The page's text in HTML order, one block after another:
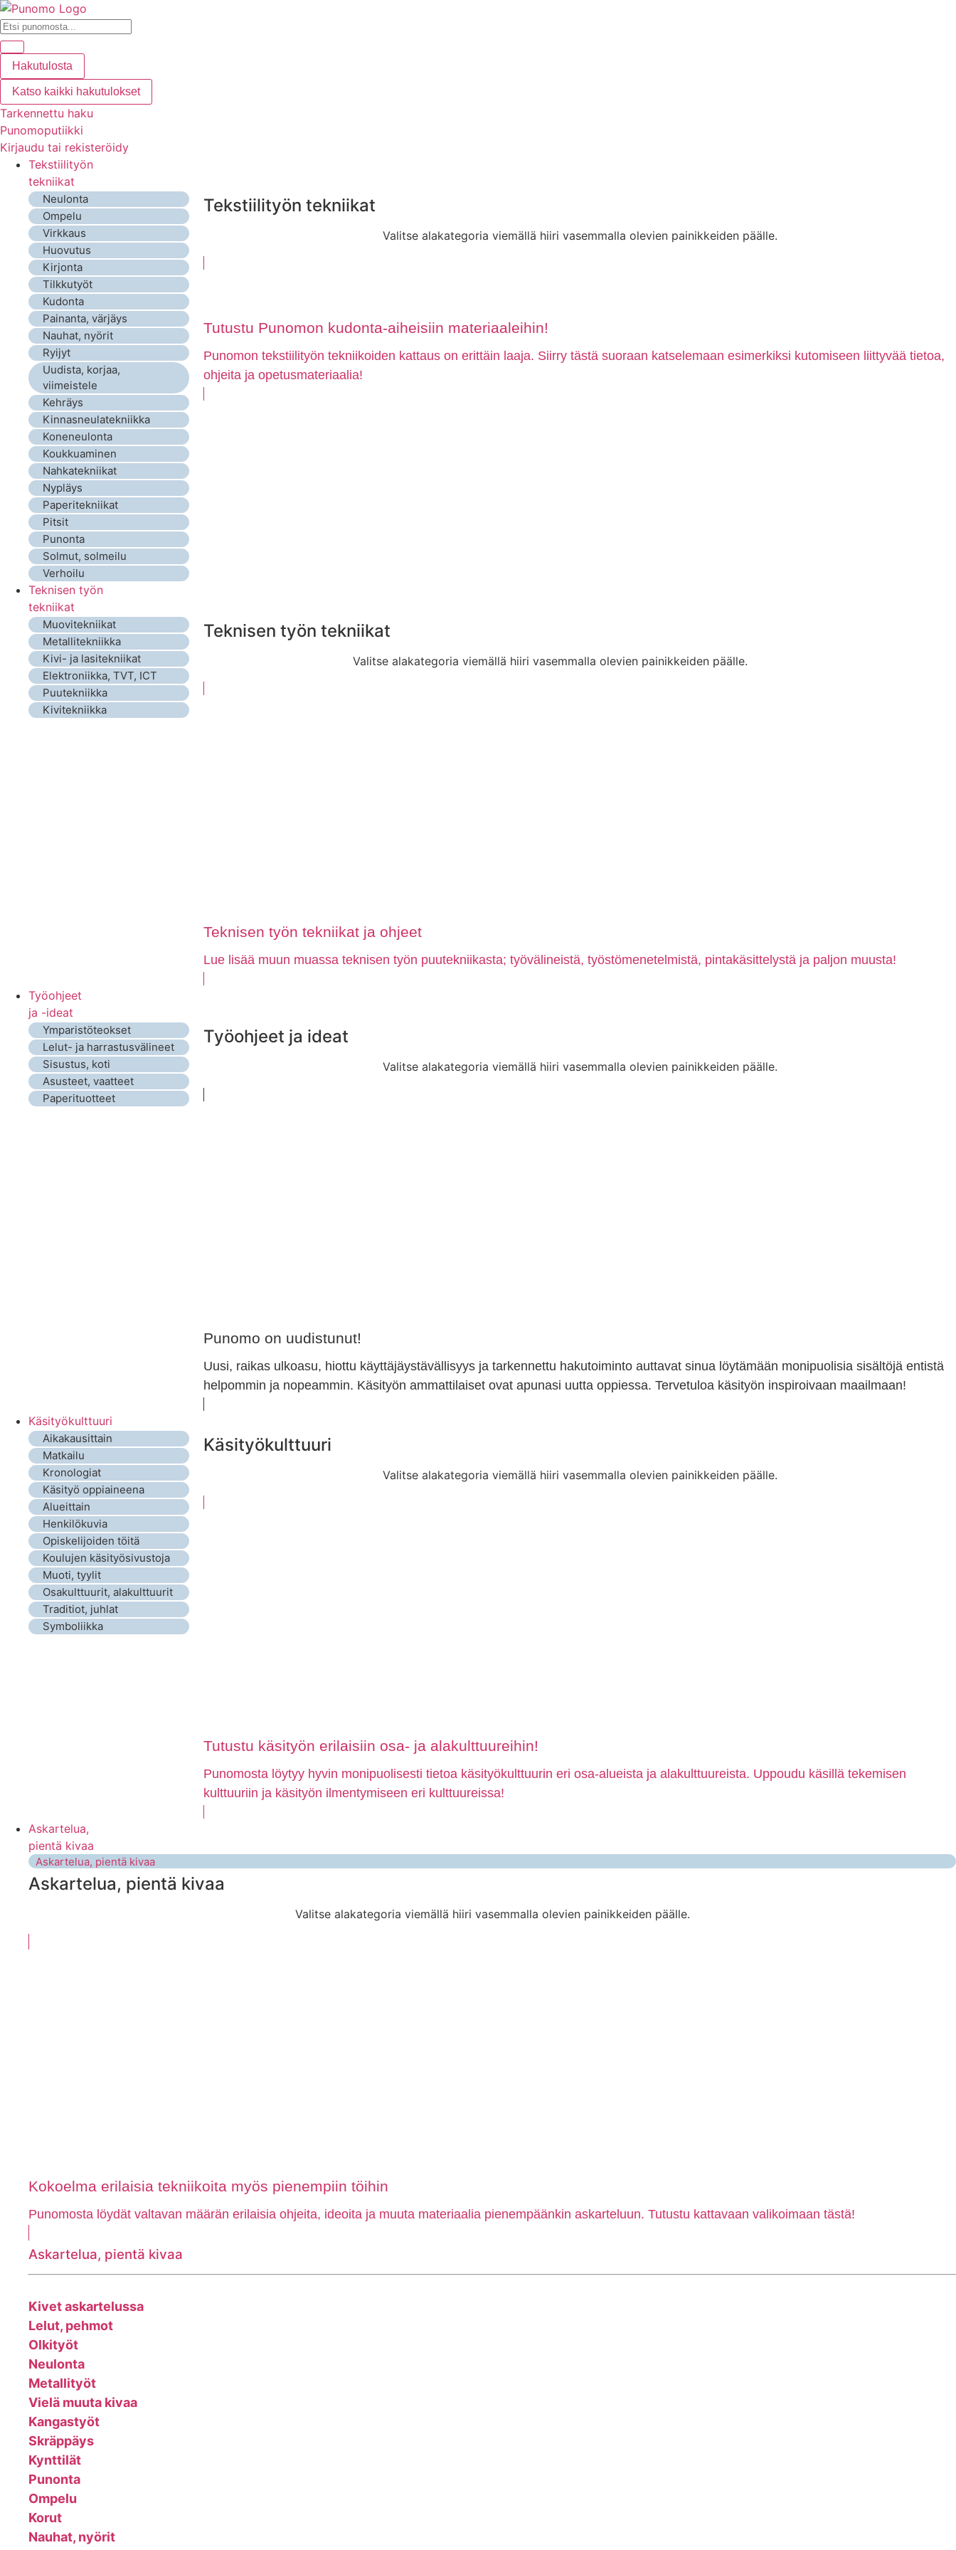
Hakutulosta
Katso kaikki hakutulokset
Tarkennettu haku
Punomoputiikki
Kirjaudu tai rekisteröidy
Tekstiilityön
tekniikat
Neulonta
Ompelu
Virkkaus
Huovutus
Kirjonta
Tilkkutyöt
Kudonta
Painanta, värjäys
Nauhat, nyörit
Ryijyt
Uudista, korjaa,
viimeistele
Kehräys
Kinnasneulatekniikka
Koneneulonta
Koukkuaminen
Nahkatekniikat
Nypläys
Paperitekniikat
Pitsit
Punonta
Solmut, solmeilu
Verhoilu
Tekstiilityön tekniikat
Valitse alakategoria viemällä hiiri vasemmalla olevien painikkeiden päälle.
Tutustu Punomon kudonta-aiheisiin materiaaleihin!
Punomon tekstiilityön tekniikoiden kattaus on erittäin laaja. Siirry tästä suoraan katselemaan esimerkiksi kutomiseen liittyvää tietoa,
ohjeita ja opetusmateriaalia!
Teknisen työn
tekniikat
Muovitekniikat
Metallitekniikka
Kivi- ja lasitekniikat
Elektroniikka, TVT, ICT
Puutekniikka
Kivitekniikka
Teknisen työn tekniikat
Valitse alakategoria viemällä hiiri vasemmalla olevien painikkeiden päälle.
Teknisen työn tekniikat ja ohjeet
Lue lisää muun muassa teknisen työn puutekniikasta; työvälineistä, työstömenetelmistä, pintakäsittelystä ja paljon muusta!
Työohjeet
ja -ideat
Ymparistöteokset
Lelut- ja harrastusvälineet
Sisustus, koti
Asusteet, vaatteet
Paperituotteet
Työohjeet ja ideat
Valitse alakategoria viemällä hiiri vasemmalla olevien painikkeiden päälle.
Punomo on uudistunut!
Uusi, raikas ulkoasu, hiottu käyttäjäystävällisyys ja tarkennettu hakutoiminto auttavat sinua löytämään monipuolisia sisältöjä entistä
helpommin ja nopeammin. Käsityön ammattilaiset ovat apunasi uutta oppiessa. Tervetuloa käsityön inspiroivaan maailmaan!
Käsityökulttuuri
Aikakausittain
Matkailu
Kronologiat
Käsityö oppiaineena
Alueittain
Henkilökuvia
Opiskelijoiden töitä
Koulujen käsityösivustoja
Muoti, tyylit
Osakulttuurit, alakulttuurit
Traditiot, juhlat
Symboliikka
Käsityökulttuuri
Valitse alakategoria viemällä hiiri vasemmalla olevien painikkeiden päälle.
Tutustu käsityön erilaisiin osa- ja alakulttuureihin!
Punomosta löytyy hyvin monipuolisesti tietoa käsityökulttuurin eri osa-alueista ja alakulttuureista. Uppoudu käsillä tekemisen
kulttuuriin ja käsityön ilmentymiseen eri kulttuureissa!
Askartelua,
pientä kivaa
Askartelua, pientä kivaa
Askartelua, pientä kivaa
Valitse alakategoria viemällä hiiri vasemmalla olevien painikkeiden päälle.
Kokoelma erilaisia tekniikoita myös pienempiin töihin
Punomosta löydät valtavan määrän erilaisia ohjeita, ideoita ja muuta materiaalia pienempäänkin askarteluun. Tutustu kattavaan valikoimaan tästä!
Askartelua, pientä kivaa
Kivet askartelussa
Lelut, pehmot
Olkityöt
Neulonta
Metallityöt
Vielä muuta kivaa
Kangastyöt
Skräppäys
Kynttilät
Punonta
Ompelu
Korut
Nauhat, nyörit